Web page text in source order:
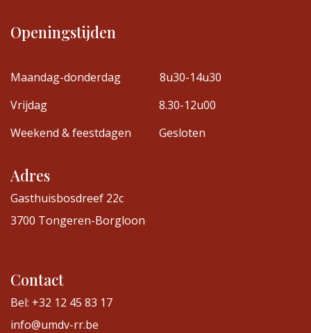
Openingstijden
Maandag-donderdag
8u30-14u30
Vrijdag
8.30-12u00
Weekend & feestdagen
Gesloten
Adres
Gasthuisbosdreef 22c
3700 Tongeren-Borgloon
Contact
Bel: +32 12 45 83 17
info@umdv-rr.be